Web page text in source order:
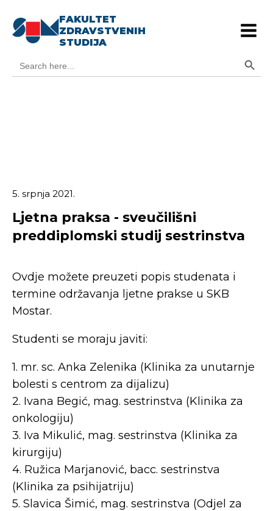
FAKULTET
ZDRAVSTVENIH
STUDIJA
for:
5. srpnja 2021.
Ljetna praksa - sveučilišni
preddiplomski studij sestrinstva
Ovdje možete preuzeti popis studenata i
termine održavanja ljetne prakse u SKB
Mostar.
Studenti se moraju javiti:
1. mr. sc. Anka Zelenika (Klinika za unutarnje
bolesti s centrom za dijalizu)
2. Ivana Begić, mag. sestrinstva (Klinika za
onkologiju)
3. Iva Mikulić, mag. sestrinstva (Klinika za
kirurgiju)
4. Ružica Marjanović, bacc. sestrinstva
(Klinika za psihijatriju)
5. Slavica Šimić, mag. sestrinstva (Odjel za